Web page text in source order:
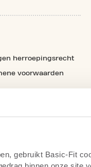
gebruikt Basic-Fit
binnen onze site
herroepingsrecht
voorwaarden